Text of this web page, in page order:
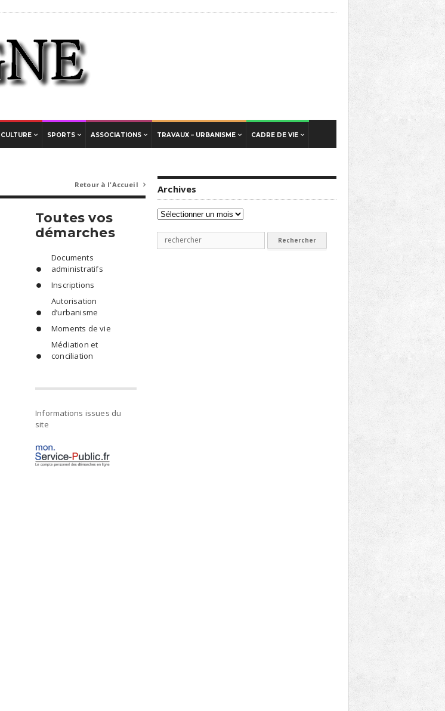
CULTURE SPORTS ASSOCIATIONS TRAVAUX – URBANISME CADRE DE VIE
Retour à l'Accueil 
Toutes vos
démarches
Documents
administratifs
Inscriptions
Autorisation
d’urbanisme
Moments de vie
Médiation et
conciliation
Informations issues du
site
Archives
Archives
Recherche
pour